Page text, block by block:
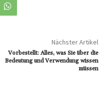
Nächster Artikel
Vorbestellt: Alles, was Sie über die
Bedeutung und Verwendung wissen
müssen